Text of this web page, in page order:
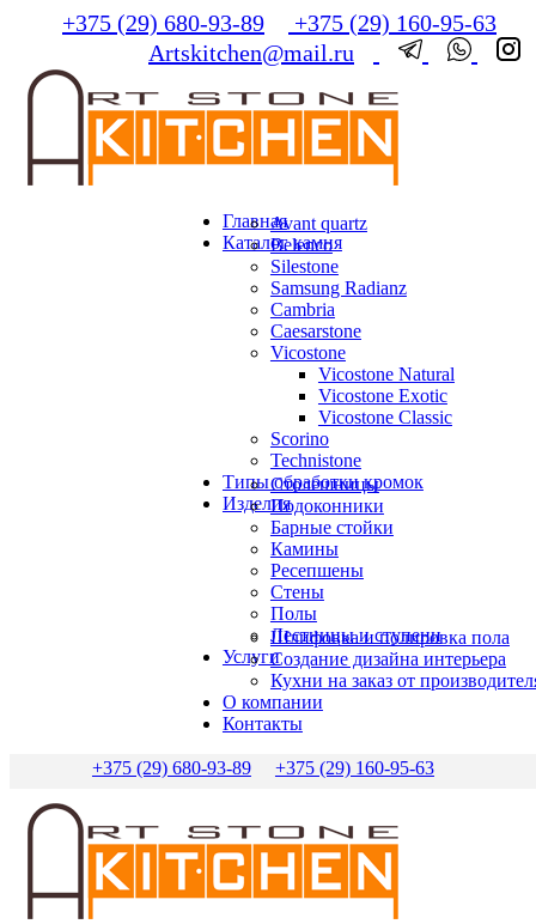
+375 (29) 680-93-89
+375 (29) 160-95-63
Artskitchen@mail.ru
Главная
Каталог камня
Avant quartz
Belenco
Silestone
Samsung Radianz
Сambria
Сaesarstone
Vicostone
Vicostone Natural
Vicostone Exotic
Vicostone Classic
Scorino
Technistone
Типы обработки кромок
Изделия
Столешницы
Подоконники
Барные стойки
Камины
Ресепшены
Стены
Полы
Лестницы и ступени
Услуги
Шлифовка и полировка пола
Создание дизайна интерьера
Кухни на заказ от
О компании
Контакты
+375 (29) 680-93-89 +375 (29) 160-95-63